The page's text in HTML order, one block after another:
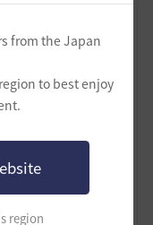
from the Japan
to best enjoy
region
た動画です！